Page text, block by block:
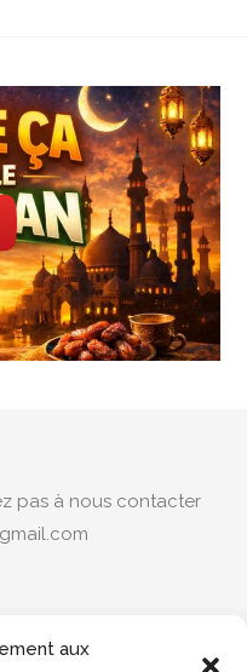
aux
pas à nous contacter